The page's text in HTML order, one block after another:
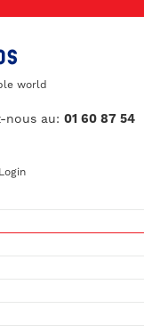
world
nous au: 01 60 87 54
Login